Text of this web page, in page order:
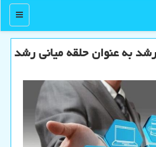
منو
به عنوان حلقه میانی رشد